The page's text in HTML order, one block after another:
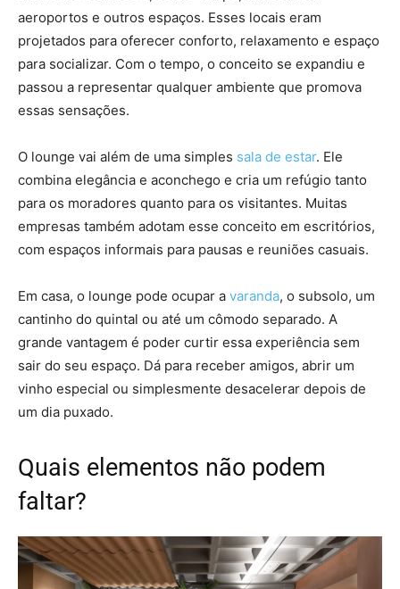
aeroportos e outros espaços. Esses locais eram
projetados para oferecer conforto, relaxamento e espaço
para socializar. Com o tempo, o conceito se expandiu e
passou a representar qualquer ambiente que promova
essas sensações.
O lounge vai além de uma simples sala de estar. Ele
combina elegância e aconchego e cria um refúgio tanto
para os moradores quanto para os visitantes. Muitas
empresas também adotam esse conceito em escritórios,
com espaços informais para pausas e reuniões casuais.
Em casa, o lounge pode ocupar a varanda, o subsolo, um
cantinho do quintal ou até um cômodo separado. A
grande vantagem é poder curtir essa experiência sem
sair do seu espaço. Dá para receber amigos, abrir um
vinho especial ou simplesmente desacelerar depois de
um dia puxado.
Quais elementos não podem
faltar?